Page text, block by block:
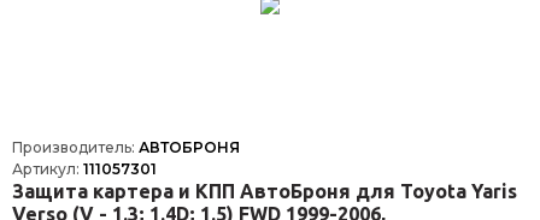
Производитель: АВТОБРОНЯ
Артикул: 111057301
Защита картера и КПП АвтоБроня для Toyota Yaris
Verso (V - 1.3; 1.4D; 1.5) FWD 1999-2006,